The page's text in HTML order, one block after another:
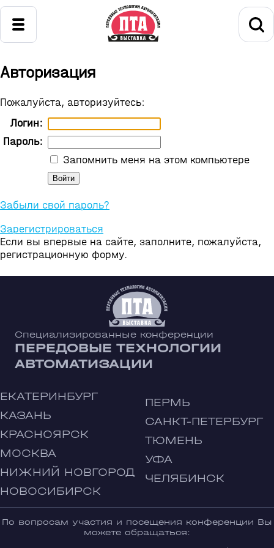
Авторизация
Пожалуйста, авторизуйтесь:
Логин:
Пароль:
Запомнить меня на этом компьютере
Забыли свой пароль?
Зарегистрироваться
Если вы впервые на сайте, заполните, пожалуйста,
регистрационную форму.
Специализированные конференции
ПЕРЕДОВЫЕ ТЕХНОЛОГИИ
АВТОМАТИЗАЦИИ
ЕКАТЕРИНБУРГ
КАЗАНЬ
КРАСНОЯРСК
МОСКВА
НИЖНИЙ НОВГОРОД
НОВОСИБИРСК
ПЕРМЬ
САНКТ-ПЕТЕРБУРГ
ТЮМЕНЬ
УФА
ЧЕЛЯБИНСК
По вопросам участия и посещения конференции Вы
можете обращаться: